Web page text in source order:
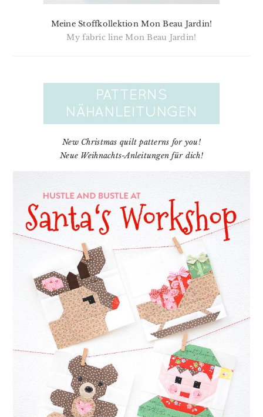
Meine Stoffkollektion Mon Beau Jardin!
My fabric line Mon Beau Jardin!
New Christmas quilt patterns for you!
Neue Weihnachts-Anleitungen für dich!